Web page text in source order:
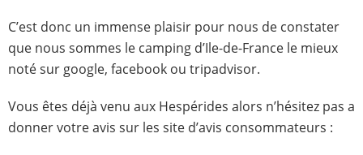
C’est donc un immense plaisir pour nous de constater
que nous sommes le camping d’Ile-de-France le mieux
noté sur google, facebook ou tripadvisor.
Vous êtes déjà venu aux Hespérides alors n’hésitez pas a
donner votre avis sur les site d’avis consommateurs :